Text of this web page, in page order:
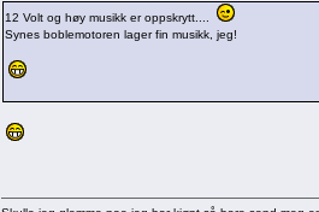
12 Volt og høy musikk er oppskrytt....
Synes boblemotoren lager fin musikk, jeg!